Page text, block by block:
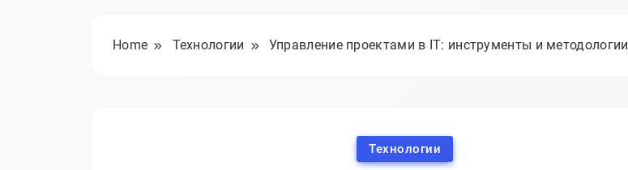
Home Технологии Управление проектами в IT: инструменты и методологии
Технологии